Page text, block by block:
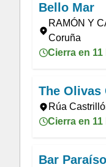
Bello Mar
RAMÓN Y
Coruña
Cierra en
The Olivas
Rúa
Cierra en
Bar Paraíso